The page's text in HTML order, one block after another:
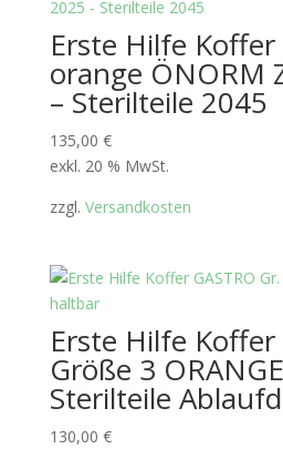
Erste Hilfe
orange ÖNORM
– Sterilteile 2045
135,00 €
exkl. 20 % MwSt.
zzgl. Versandkosten
Erste Hilfe Koffer
Größe 3
Sterilteile
130,00 €